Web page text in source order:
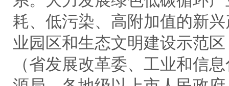
耗、低污染、高附加值的新
业园区和生态文明建设示范
（省发展改革委、工业和信